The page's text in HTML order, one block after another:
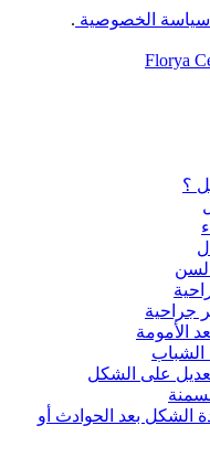
سياسة الخصوصية .
؟
جراحية
الأمومة
الشباب
على الشكل
الشكل بعد الحوادث أو